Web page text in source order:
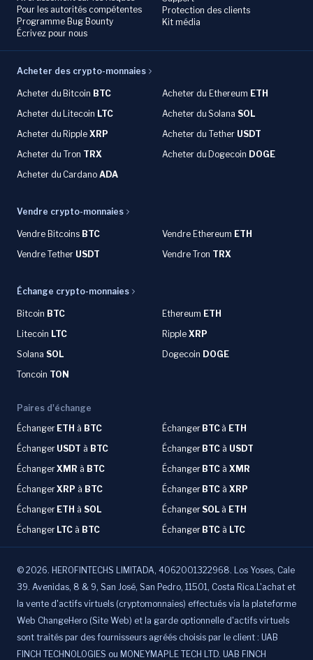
Pour les autorités compétentes
Programme Bug Bounty
Écrivez pour nous
Protection des clients
Kit média
Acheter des crypto-monnaies
Acheter du Bitcoin BTC Acheter du Ethereum ETH
Acheter du Litecoin LTC Acheter du Solana SOL
Acheter du Ripple XRP Acheter du Tether USDT
Acheter du Tron TRX Acheter du Dogecoin DOGE
Acheter du Cardano ADA
Vendre crypto-monnaies
Vendre Bitcoins BTC Vendre Ethereum ETH
Vendre Tether USDT Vendre Tron TRX
Échange crypto-monnaies
Bitcoin BTC Ethereum ETH
Litecoin LTC Ripple XRP
Solana SOL Dogecoin DOGE
Toncoin TON
Paires d'échange
Échanger ETH à BTC Échanger BTC à ETH
Échanger USDT à BTC Échanger BTC à USDT
ÉchangerXMR à BTC Échanger BTC à XMR
ÉchangerXRP à BTC Échanger BTC à XRP
Échanger ETH à SOL ÉchangerSOL à ETH
Échanger LTC à BTC Échanger BTC à LTC
© 2026. HEROFINTECHS LIMITADA, 4062001322968. Los Yoses, Cale
39. Avenidas, 8 & 9, San José, San Pedro, 11501, Costa Rica.L'achat et
la vente d'actifs virtuels (cryptomonnaies) effectués via la plateforme
Web ChangeHero (Site Web) et la garde optionnelle d'actifs virtuels
sont traités par des fournisseurs agréés choisis par le client : UAB
FINCH TECHNOLOGIES ou MONEYMAPLE TECH LTD. UAB FINCH